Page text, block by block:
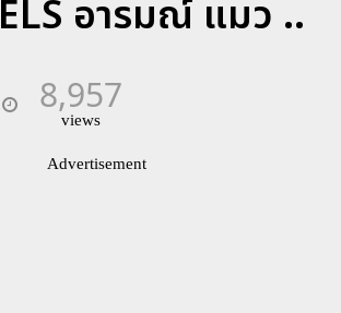
อารมณ์ แมว ..
8,957
views
Advertisement